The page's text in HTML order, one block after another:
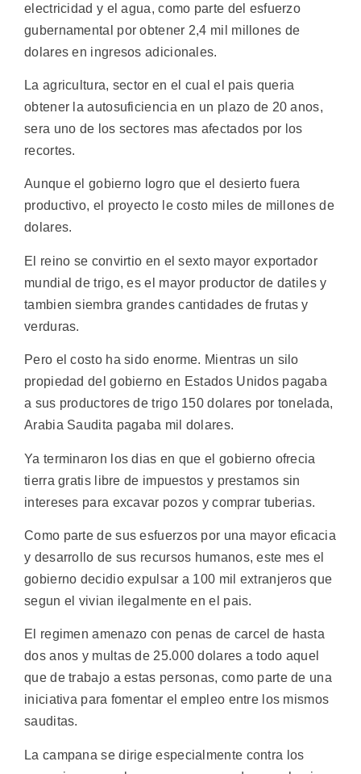
electricidad y el agua, como parte del esfuerzo
gubernamental por obtener 2,4 mil millones de
dolares en ingresos adicionales.
La agricultura, sector en el cual el pais queria
obtener la autosuficiencia en un plazo de 20 anos,
sera uno de los sectores mas afectados por los
recortes.
Aunque el gobierno logro que el desierto fuera
productivo, el proyecto le costo miles de millones de
dolares.
El reino se convirtio en el sexto mayor exportador
mundial de trigo, es el mayor productor de datiles y
tambien siembra grandes cantidades de frutas y
verduras.
Pero el costo ha sido enorme. Mientras un silo
propiedad del gobierno en Estados Unidos pagaba
a sus productores de trigo 150 dolares por tonelada,
Arabia Saudita pagaba mil dolares.
Ya terminaron los dias en que el gobierno ofrecia
tierra gratis libre de impuestos y prestamos sin
intereses para excavar pozos y comprar tuberias.
Como parte de sus esfuerzos por una mayor eficacia
y desarrollo de sus recursos humanos, este mes el
gobierno decidio expulsar a 100 mil extranjeros que
segun el vivian ilegalmente en el pais.
El regimen amenazo con penas de carcel de hasta
dos anos y multas de 25.000 dolares a todo aquel
que de trabajo a estas personas, como parte de una
iniciativa para fomentar el empleo entre los mismos
sauditas.
La campana se dirige especialmente contra los